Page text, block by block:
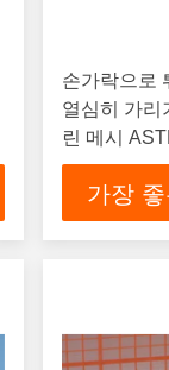
손가락으로
열심히 가리
린 메시
가장